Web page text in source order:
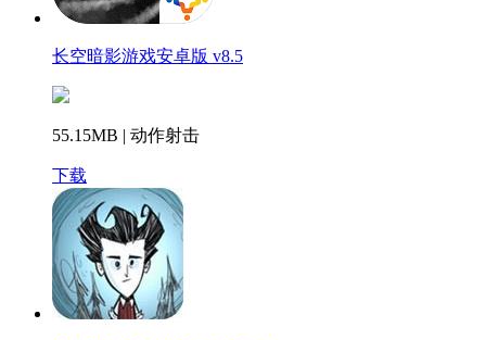
长空暗影游戏安卓版 v8.5
55.15MB | 动作射击
下载